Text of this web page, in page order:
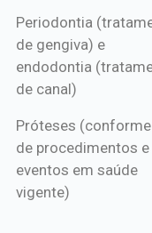
Periodontia
de gengiva) e
endodontia
de canal)
Próteses (conforme
de procedimentos e
eventos em saúde
vigente)